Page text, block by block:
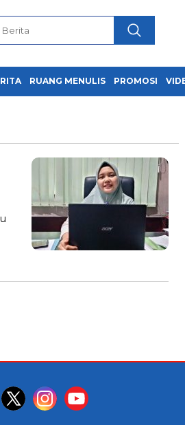
RUANG MENULIS PROMOSI